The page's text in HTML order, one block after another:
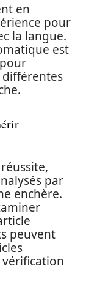
en
pour
la langue.
est
différentes
par
enchère.
peuvent
vérification